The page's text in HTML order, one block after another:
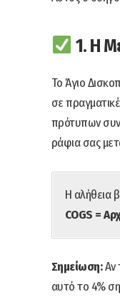
1. Η
Το Άγιο
σε
πρότυπων
ράφια σας
Η αλήθεια
COGS =
Σημείωση:Αν
αυτό το 4%